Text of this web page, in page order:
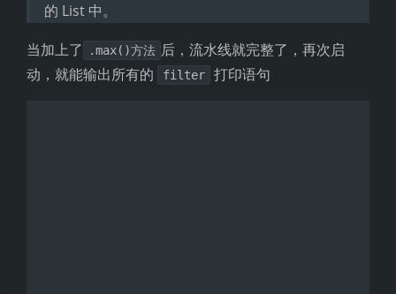
的 List 中。
当加上了
.max()方法 后，流水线就完整了，再次启
动，就能输出所有的
filter 打印语句